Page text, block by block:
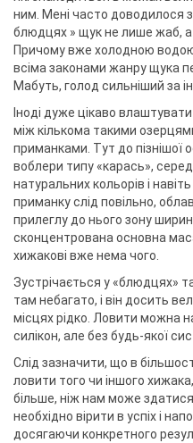
ним. Мені часто доводилося
блюдцях » щук не лише жаб,
Причому вже холодною
всіма законами жанру щука
Мабуть, голод сильніший за
Іноді дуже цікаво
між кількома такими
приманками. Тут до пізнішої
воблери типу «карась»,
натуральних кольорів і
приманку слід повільно,
прилеглу до нього зону
сконцентрована основна
хижакові вже нема чого.
Зустрічається у «блюдцях»
там небагато, і він досить
місцях рідко. Ловити можна
силікон, але без будь-якої
Слід зазначити, що в
ловити того чи іншого
більше, ніж нам може
необхідно вірити в успіх і
досягаючи конкретного